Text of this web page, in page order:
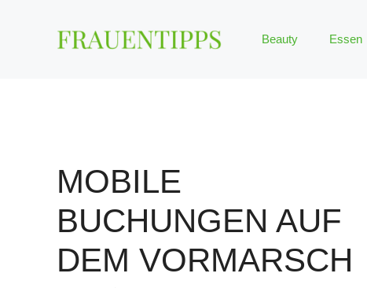
Beauty Essen
MOBILE
BUCHUNGEN AUF
DEM VORMARSCH